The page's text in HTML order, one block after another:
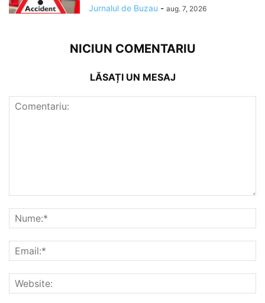
Jurnalul de Buzau - aug. 7, 2026
NICIUN COMENTARIU
LĂSAȚI UN MESAJ